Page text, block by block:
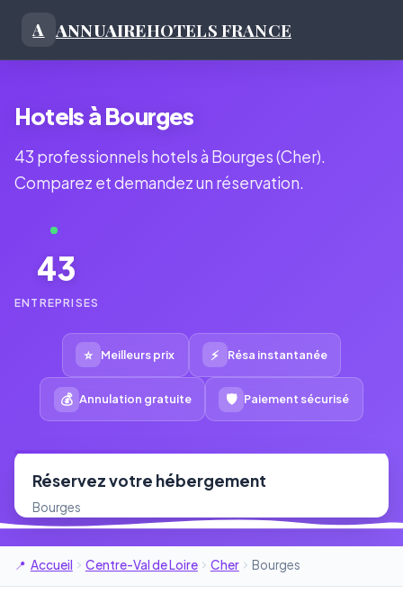
A ANNUAIREHOTELS FRANCE
Hotels à Bourges
43 professionnels hotels à Bourges (Cher).
Comparez et demandez un réservation.
43
ENTREPRISES
⭐ Meilleurs prix ⚡ Résa instantanée
💰 Annulation gratuite 🛡 Paiement sécurisé
Réservez votre hébergement
Bourges
Accueil Centre-Val de Loire Cher Bourges